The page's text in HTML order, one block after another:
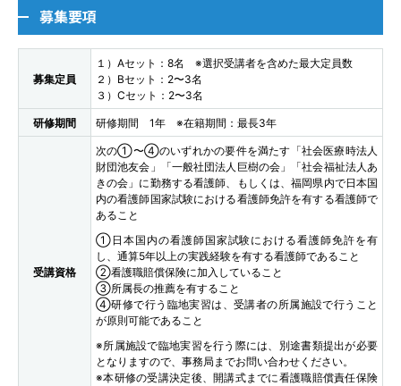
募集要項
募集定員
１）Aセット：8名 ※選択受講者を含めた最大定員数
２）Bセット：2〜3名
３）Cセット：2〜3名
研修期間 研修期間 1年 ※在籍期間：最長3年
受講資格
次の①〜④のいずれかの要件を満たす「社会医療時法人
財団池友会」「一般社団法人巨樹の会」「社会福祉法人あ
きの会」に勤務する看護師、もしくは、福岡県内で日本国
内の看護師国家試験における看護師免許を有する看護師で
あること
①日本国内の看護師国家試験における看護師免許を有
し、通算5年以上の実践経験を有する看護師であること
②看護職賠償保険に加入していること
③所属長の推薦を有すること
④研修で行う臨地実習は、受講者の所属施設で行うこと
が原則可能であること
※所属施設で臨地実習を行う際には、別途書類提出が必要
となりますので、事務局までお問い合わせください。
※本研修の受講決定後、開講式までに看護職賠償責任保険